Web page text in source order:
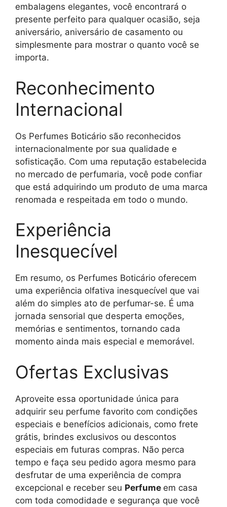
embalagens elegantes, você encontrará o
presente perfeito para qualquer ocasião, seja
aniversário, aniversário de casamento ou
simplesmente para mostrar o quanto você se
importa.
Reconhecimento
Internacional
Os Perfumes Boticário são reconhecidos
internacionalmente por sua qualidade e
sofisticação. Com uma reputação estabelecida
no mercado de perfumaria, você pode confiar
que está adquirindo um produto de uma marca
renomada e respeitada em todo o mundo.
Experiência
Inesquecível
Em resumo, os Perfumes Boticário oferecem
uma experiência olfativa inesquecível que vai
além do simples ato de perfumar-se. É uma
jornada sensorial que desperta emoções,
memórias e sentimentos, tornando cada
momento ainda mais especial e memorável.
Ofertas Exclusivas
Aproveite essa oportunidade única para
adquirir seu perfume favorito com condições
especiais e benefícios adicionais, como frete
grátis, brindes exclusivos ou descontos
especiais em futuras compras. Não perca
tempo e faça seu pedido agora mesmo para
desfrutar de uma experiência de compra
excepcional e receber seu Perfume em casa
com toda comodidade e segurança que você